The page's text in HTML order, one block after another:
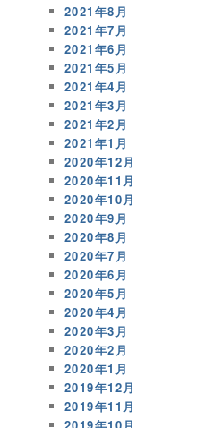
2021年8月
2021年7月
2021年6月
2021年5月
2021年4月
2021年3月
2021年2月
2021年1月
2020年12月
2020年11月
2020年10月
2020年9月
2020年8月
2020年7月
2020年6月
2020年5月
2020年4月
2020年3月
2020年2月
2020年1月
2019年12月
2019年11月